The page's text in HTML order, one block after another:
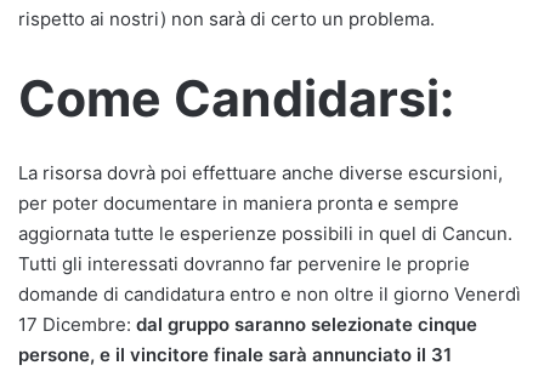
rispetto ai nostri) non sarà di certo un problema.
Come Candidarsi:
La risorsa dovrà poi effettuare anche diverse escursioni,
per poter documentare in maniera pronta e sempre
aggiornata tutte le esperienze possibili in quel di Cancun.
Tutti gli interessati dovranno far pervenire le proprie
domande di candidatura entro e non oltre il giorno Venerdì
17 Dicembre: dal gruppo saranno selezionate cinque
persone, e il vincitore finale sarà annunciato il 31